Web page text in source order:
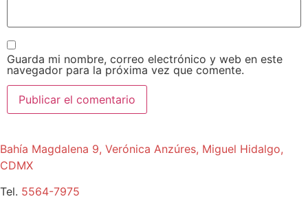
Guarda mi nombre, correo electrónico y web en este
navegador para la próxima vez que comente.
Bahía Magdalena 9, Verónica Anzúres, Miguel Hidalgo,
CDMX
Tel. 5564-7975